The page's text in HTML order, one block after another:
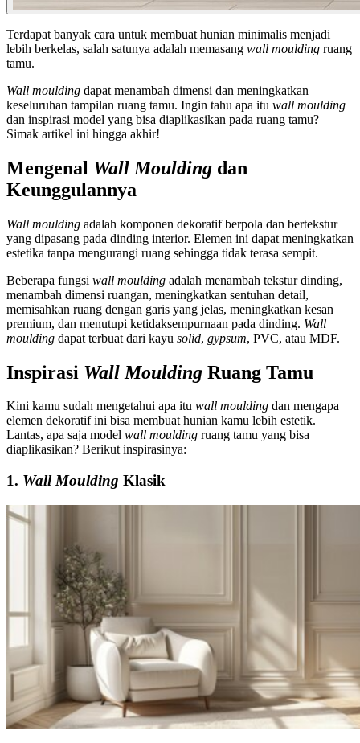
Terdapat banyak cara untuk membuat hunian minimalis menjadi
lebih berkelas, salah satunya adalah memasang wall moulding ruang
tamu.
Wall moulding dapat menambah dimensi dan meningkatkan
keseluruhan tampilan ruang tamu. Ingin tahu apa itu wall moulding
dan inspirasi model yang bisa diaplikasikan pada ruang tamu?
Simak artikel ini hingga akhir!
Mengenal Wall Moulding dan
Keunggulannya
Wall moulding adalah komponen dekoratif berpola dan bertekstur
yang dipasang pada dinding interior. Elemen ini dapat meningkatkan
estetika tanpa mengurangi ruang sehingga tidak terasa sempit.
Beberapa fungsi wall moulding adalah menambah tekstur dinding,
menambah dimensi ruangan, meningkatkan sentuhan detail,
memisahkan ruang dengan garis yang jelas, meningkatkan kesan
premium, dan menutupi ketidaksempurnaan pada dinding. Wall
moulding dapat terbuat dari kayu solid, gypsum, PVC, atau MDF.
Inspirasi Wall Moulding Ruang Tamu
Kini kamu sudah mengetahui apa itu wall moulding dan mengapa
elemen dekoratif ini bisa membuat hunian kamu lebih estetik.
Lantas, apa saja model wall moulding ruang tamu yang bisa
diaplikasikan? Berikut inspirasinya:
1. Wall Moulding Klasik